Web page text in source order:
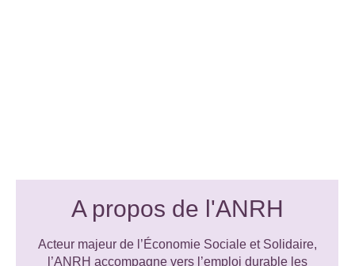
A propos de l'ANRH
Acteur majeur de l’Économie Sociale et Solidaire,
l’ANRH accompagne vers l’emploi durable les